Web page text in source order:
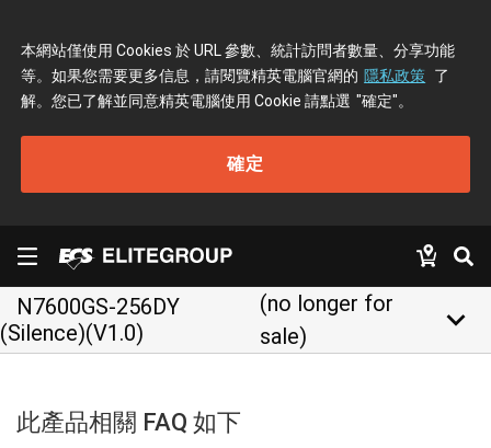
本網站僅使用 Cookies 於 URL 參數、統計訪問者數量、分享功能
等。如果您需要更多信息，請閱覽精英電腦官網的 隱私政策 了
解。您已了解並同意精英電腦使用 Cookie 請點選 "確定"。
確定
N7600GS-256DY
(Silence)(V1.0)
(no longer for
sale)
keyboard_arrow_down
此產品相關 FAQ 如下